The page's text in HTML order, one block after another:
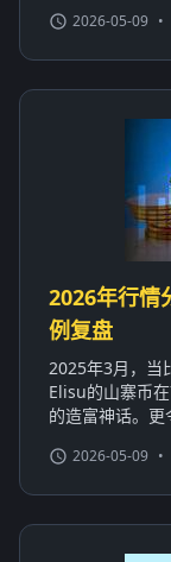
2026-05-09 •
2026年行情
例复盘
2025年3月，当
Elisu的山寨币
的造富神话。
2026-05-09 •